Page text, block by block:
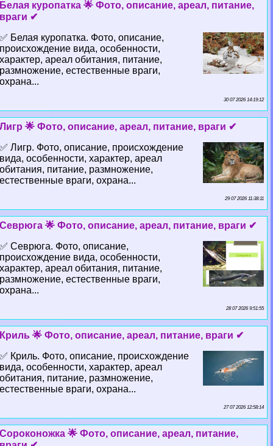
Белая куропатка 🌟 Фото, описание, ареал, питание,
враги ✔
✅ Белая куропатка. Фото, описание,
происхождение вида, особенности,
хаpaктер, ареал обитания, питание,
размножение, естественные враги,
охрана...
30 07 2026 14:19:12
Лигр 🌟 Фото, описание, ареал, питание, враги ✔
✅ Лигр. Фото, описание, происхождение
вида, особенности, хаpaктер, ареал
обитания, питание, размножение,
естественные враги, охрана...
29 07 2026 11:38:11
Севрюга 🌟 Фото, описание, ареал, питание, враги ✔
✅ Севрюга. Фото, описание,
происхождение вида, особенности,
хаpaктер, ареал обитания, питание,
размножение, естественные враги,
охрана...
28 07 2026 9:51:55
Криль 🌟 Фото, описание, ареал, питание, враги ✔
✅ Криль. Фото, описание, происхождение
вида, особенности, хаpaктер, ареал
обитания, питание, размножение,
естественные враги, охрана...
27 07 2026 12:58:14
Сороконожка 🌟 Фото, описание, ареал, питание,